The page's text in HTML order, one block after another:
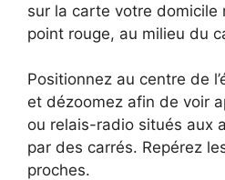
sur la carte votre domicile
point rouge, au milieu du
Positionnez au centre de
et dézoomez afin de voir
ou relais-radio situés aux
par des carrés. Repérez
proches.